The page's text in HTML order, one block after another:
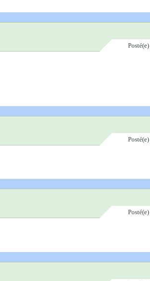
Posté(e)
Posté(e)
Posté(e)